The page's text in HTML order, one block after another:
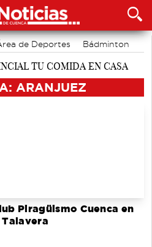
de Deportes
Bádminton
ARANJUEZ
Piragüismo Cuenca en